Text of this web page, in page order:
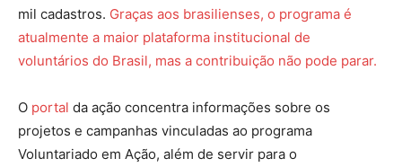
mil cadastros. Graças aos brasilienses, o programa é
atualmente a maior plataforma institucional de
voluntários do Brasil, mas a contribuição não pode parar.
O portal da ação concentra informações sobre os
projetos e campanhas vinculadas ao programa
Voluntariado em Ação, além de servir para o